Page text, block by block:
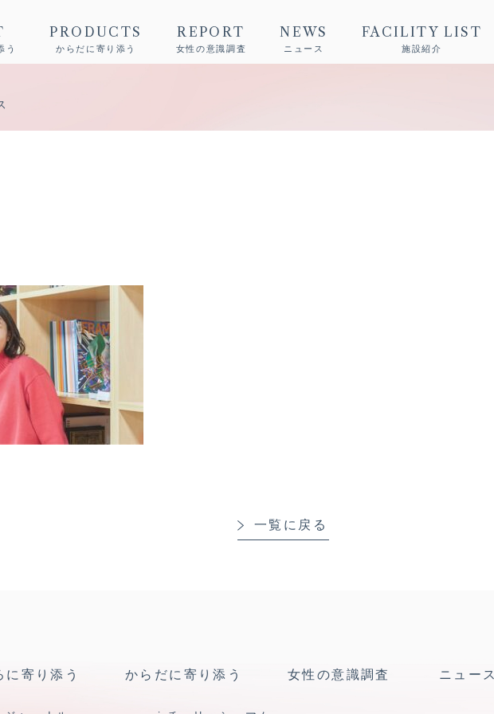
う
PRODUCTS
からだに寄り添う
REPORT
女性の意識調査
NEWS
ニュース
FACILITY LIST
施設紹介
一覧に戻る
に寄り添う からだに寄り添う 女性の意識調査 ニュース